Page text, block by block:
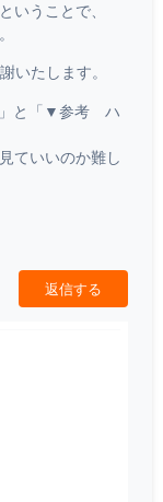
いうことで、
いたします。
」と「▼参考 ハ
ていいのか難し
返信する